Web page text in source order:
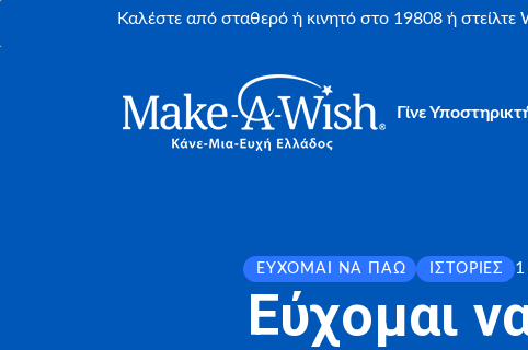
Καλέστε από σταθερό ή κινητό στο 19808 ή
Γίνε
ΕΎΧΟΜΑΙ ΝΑ ΠΆΩ ΙΣΤΟΡΊΕΣ 1
Εύχομαι